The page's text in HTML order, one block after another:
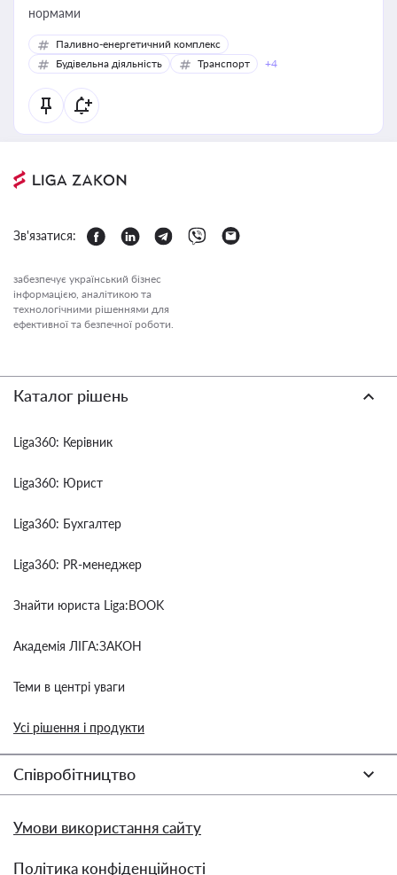
нормами
Паливно-енергетичний комплекс
Будівельна діяльність
Транспорт +4
Зв'язатися:
забезпечує український бізнес
інформацією, аналітикою та
технологічними рішеннями для
ефективної та безпечної роботи.
Каталог рішень
Liga360: Керівник
Liga360: Юрист
Liga360: Бухгалтер
Liga360: PR-менеджер
Знайти юриста Liga:BOOK
Академія ЛІГА:ЗАКОН
Теми в центрі уваги
Усі рішення і продукти
Співробітництво
Умови використання сайту
Політика конфіденційності